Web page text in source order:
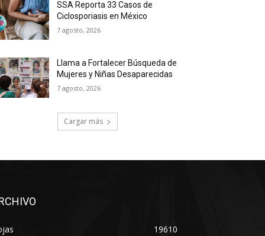
SSA Reporta 33 Casos de
Ciclosporiasis en México
7 agosto, 2026
Llama a Fortalecer Búsqueda de
Mujeres y Niñas Desaparecidas
7 agosto, 2026
Cargar más
19610